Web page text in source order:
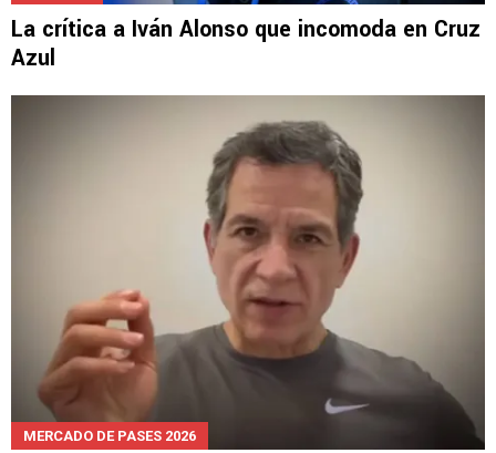
La crítica a Iván Alonso que incomoda en Cruz
Azul
MERCADO DE PASES 2026